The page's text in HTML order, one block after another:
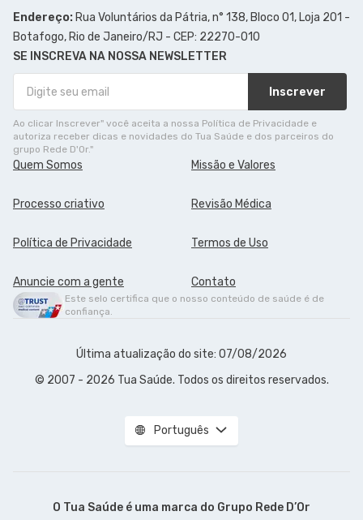
Endereço: Rua Voluntários da Pátria, n° 138, Bloco 01, Loja 201 -
Botafogo, Rio de Janeiro/RJ - CEP: 22270-010
SE INSCREVA NA NOSSA NEWSLETTER
Inscrever
Ao clicar Inscrever" você aceita a nossa Política de Privacidade e
autoriza receber dicas e novidades do Tua Saúde e dos parceiros do
grupo Rede D'Or."
Quem Somos Missão e Valores
Processo criativo Revisão Médica
Política de Privacidade Termos de Uso
Anuncie com a gente Contato
Este selo certifica que o nosso conteúdo de saúde é de
confiança.
Última atualização do site: 07/08/2026
© 2007 - 2026 Tua Saúde. Todos os direitos reservados.
Português
O Tua Saúde é uma marca do Grupo Rede D’Or